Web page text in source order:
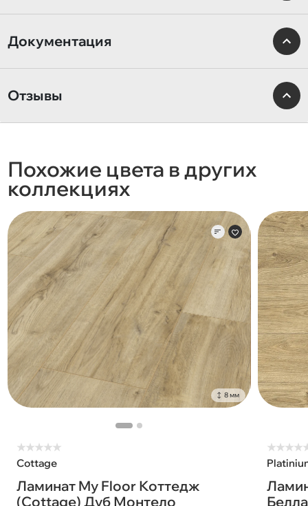
Документация
Отзывы
Похожие цвета в других
коллекциях
8 мм
★★★★★
Cottage
Ламинат My Floor Коттедж
(Cottage) Дуб Монтело
★★★★